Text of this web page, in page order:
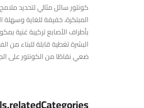
كونتور سائل مثالي لتحديد
المبتكرة، خفيفة للغاية
بأطراف الأصابع تركيبة غنية
البشرة تغطية قابلة للبناء من
ضعي نقاطًا من الكونتور على